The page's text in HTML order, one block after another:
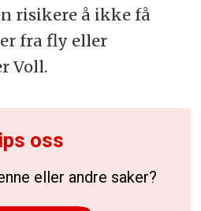
risikere å ikke få
fra fly eller
Voll.
oss
eller andre saker?